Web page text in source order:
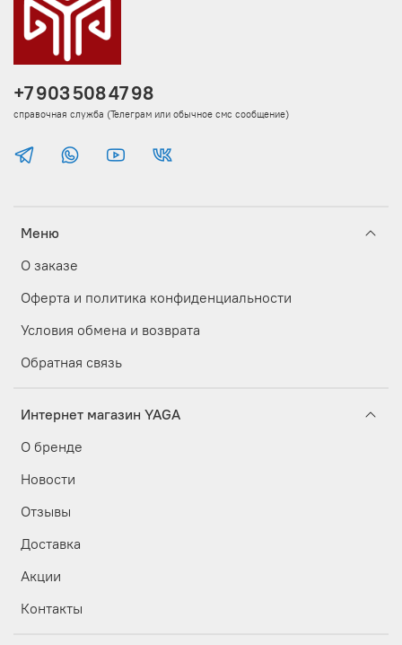
Меню
О заказе
Оферта и политика конфиденциальности
Условия обмена и возврата
Обратная связь
Интернет магазин YAGA
О бренде
Новости
Отзывы
Доставка
Акции
Контакты
+7 903 508 47 98
справочная служба (Телеграм или обычное смс сообщение)